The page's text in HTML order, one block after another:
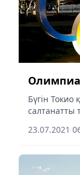
Бүгін
салтанатты
23.07.2021